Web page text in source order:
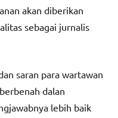
akan diberikan
sebagai jurnalis
saran para wartawan
dalan
lebih baik